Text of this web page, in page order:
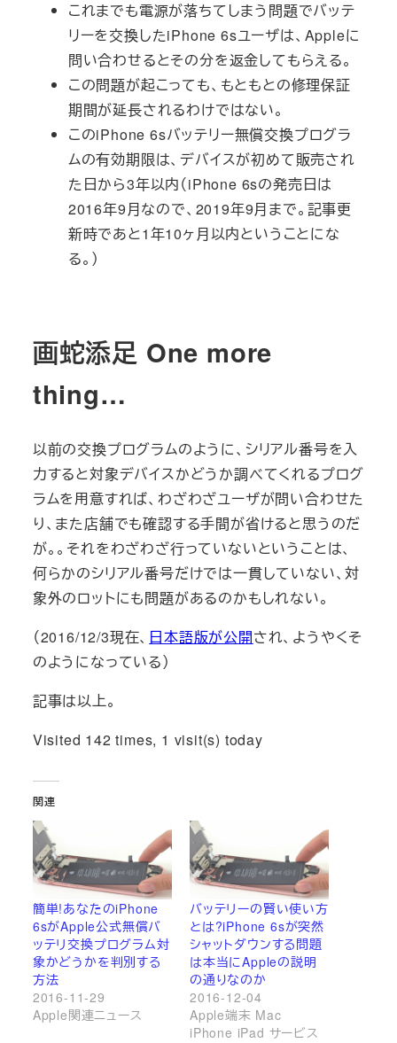
これまでも電源が落ちてしまう問題でバッテ
リーを交換したiPhone 6sユーザは、Appleに
問い合わせるとその分を返金してもらえる。
この問題が起こっても、もともとの修理保証
期間が延長されるわけではない。
このiPhone 6sバッテリー無償交換プログラ
ムの有効期限は、デバイスが初めて販売され
た日から3年以内（iPhone 6sの発売日は
2016年9月なので、2019年9月まで。記事更
新時であと1年10ヶ月以内ということにな
る。）
画蛇添足 One more
thing…
以前の交換プログラムのように、シリアル番号を入
力すると対象デバイスかどうか調べてくれるプログ
ラムを用意すれば、わざわざユーザが問い合わせた
り、また店舗でも確認する手間が省けると思うのだ
が。。それをわざわざ行っていないということは、
何らかのシリアル番号だけでは一貫していない、対
象外のロットにも問題があるのかもしれない。
（2016/12/3現在、 日本語版が公開され、ようやくそ
のようになっている）
記事は以上。
Visited 142 times, 1 visit(s) today
関連
簡単!あなたのiPhone
6sがApple公式無償バ
ッテリ交換プログラム対
象かどうかを判別する
方法
2016-11-29
Apple関連ニュース
バッテリーの賢い使い方
とは?iPhone 6sが突然
シャットダウンする問題
は本当にAppleの説明
の通りなのか
2016-12-04
Apple端末 Mac
iPhone iPad サービス